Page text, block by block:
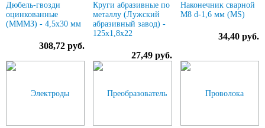
Дюбель-гвозди
оцинкованные
(МММЗ) - 4,5х30 мм
308,72 руб.
Круги абразивные по
металлу (Лужский
абразивный завод) -
125х1,8х22
27,49 руб.
Наконечник сварной
М8 d-1,6 мм (MS)
34,40 руб.